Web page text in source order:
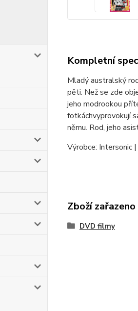
Kompletní
Mladý australský
pěti. Než se zde
jeho modrookou
fotkáchvyprovokují
němu. Rod, jeho
Výrobce: Intersonic
Zboží
DVD filmy